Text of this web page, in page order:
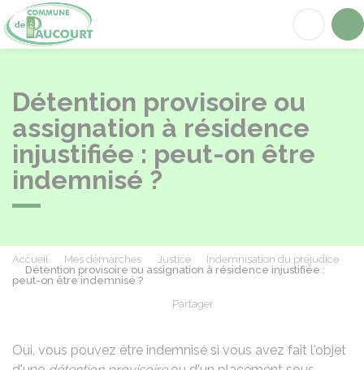
Détention provisoire ou
assignation à résidence
injustifiée : peut-on être
indemnisé ?
Accueil Mes démarches Justice
Indemnisation du préjudice
Détention provisoire ou assignation à résidence injustifiée :
peut-on être indemnisé ?
Partager
Oui, vous pouvez être indemnisé si vous avez fait l'objet